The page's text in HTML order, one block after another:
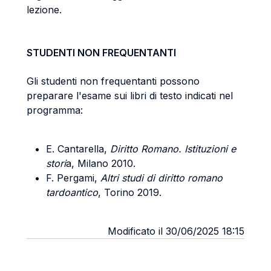
lezione.
STUDENTI NON FREQUENTANTI
Gli studenti non frequentanti possono
preparare l'esame sui libri di testo indicati nel
programma:
E. Cantarella, Diritto Romano. Istituzioni e
storia, Milano 2010.
F. Pergami, Altri studi di diritto romano
tardoantico, Torino 2019.
Modificato il 30/06/2025 18:15